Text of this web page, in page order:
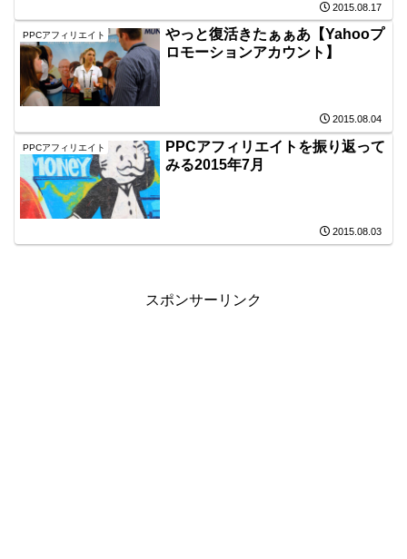
2015.08.17
PPCアフィリエイト
やっと復活きたぁぁあ【Yahooプ
ロモーションアカウント】
2015.08.04
PPCアフィリエイト
PPCアフィリエイトを振り返って
みる2015年7月
2015.08.03
スポンサーリンク